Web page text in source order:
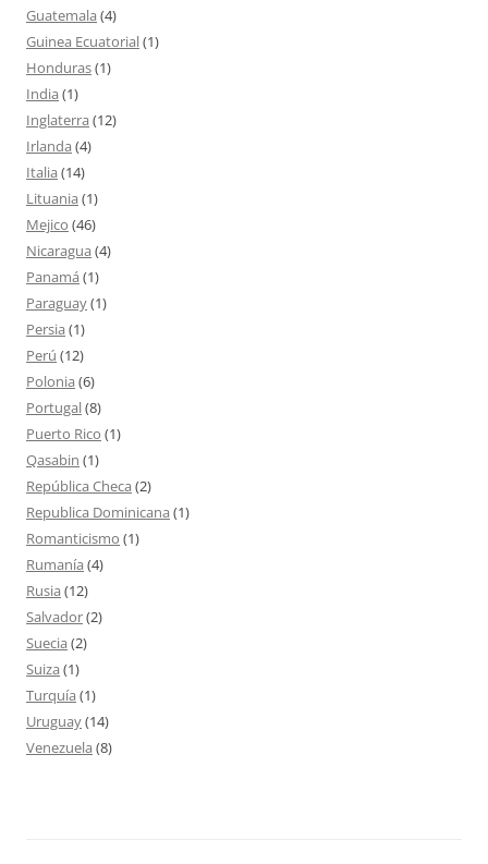
Guatemala (4)
Guinea Ecuatorial(1)
Honduras(1)
India (1)
Inglaterra (12)
Irlanda (4)
Italia (14)
Lituania (1)
Mejico (46)
Nicaragua (4)
Panamá (1)
Paraguay(1)
Persia (1)
Perú (12)
Polonia (6)
Portugal(8)
Puerto Rico (1)
Qasabin (1)
República Checa (2)
Republica Dominicana (1)
Romanticismo (1)
Rumanía (4)
Rusia (12)
Salvador(2)
Suecia (2)
Suiza (1)
Turquía (1)
Uruguay(14)
Venezuela (8)